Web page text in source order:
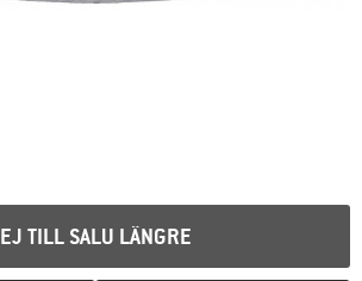
EJ TILL SALU LÄNGRE